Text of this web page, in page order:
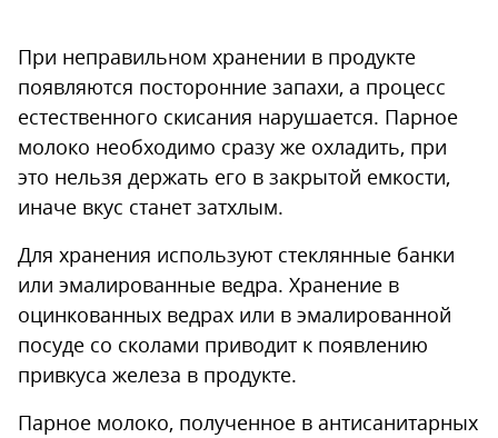
При неправильном хранении в продукте
появляются посторонние запахи, а процесс
естественного скисания нарушается. Парное
молоко необходимо сразу же охладить, при
это нельзя держать его в закрытой емкости,
иначе вкус станет затхлым.
Для хранения используют стеклянные банки
или эмалированные ведра. Хранение в
оцинкованных ведрах или в эмалированной
посуде со сколами приводит к появлению
привкуса железа в продукте.
Парное молоко, полученное в антисанитарных